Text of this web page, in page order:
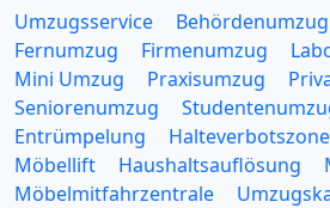
Umzugsservice Behördenumzug
Fernumzug
Firmenumzug
Mini Umzug
Praxisumzug
Seniorenumzug
Entrümpelung
Halteverbotszone
Möbellift
Haushaltsauflösung
Möbelmitfahrzentrale